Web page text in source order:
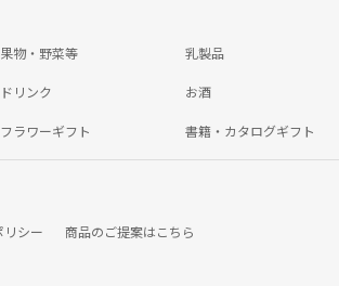
果物・野菜等 乳製品
ドリンク お酒
フラワーギフト 書籍・カタログギフト
リシー 商品のご提案はこちら